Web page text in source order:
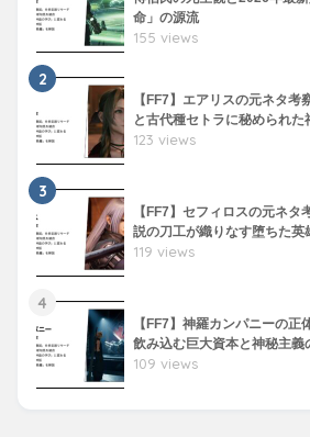
命」の源流
155 views
2
【FF7】エアリスの元ネタ
と古代種セトラに秘められた
123 views
3
【FF7】セフィロスの元ネ
説の刀工が織りなす堕ちた英
119 views
4
【FF7】神羅カンパニーの
飲み込む巨大資本と神秘主義
109 views